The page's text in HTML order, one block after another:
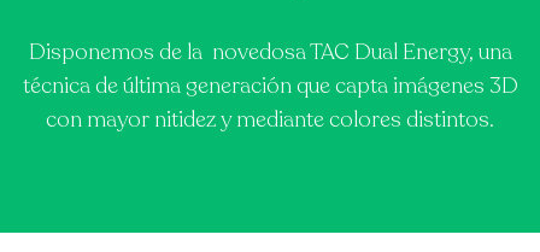
Disponemos de la novedosa TAC Dual Energy, una
técnica de última generación que capta imágenes 3D
con mayor nitidez y mediante colores distintos.